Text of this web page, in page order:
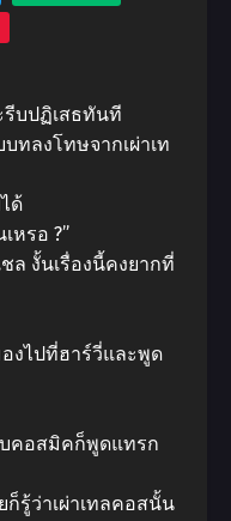
รีบปฏิเสธทันที
ทลงโทษจากเผ่าเท
ด้
หรอ ?”
ล งั้นเรื่องนี้คงยากที่
งไปที่ฮาร์วี่และพูด
คอสมิคก็พูดแทรก
รู้ว่าเผ่าเทลคอสนั้น